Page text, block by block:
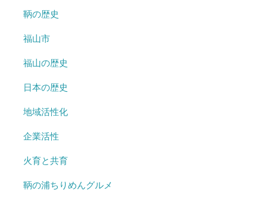
鞆の歴史
福山市
福山の歴史
日本の歴史
地域活性化
企業活性
火育と共育
鞆の浦ちりめんグルメ